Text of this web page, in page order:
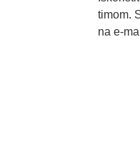
timom.
na e-